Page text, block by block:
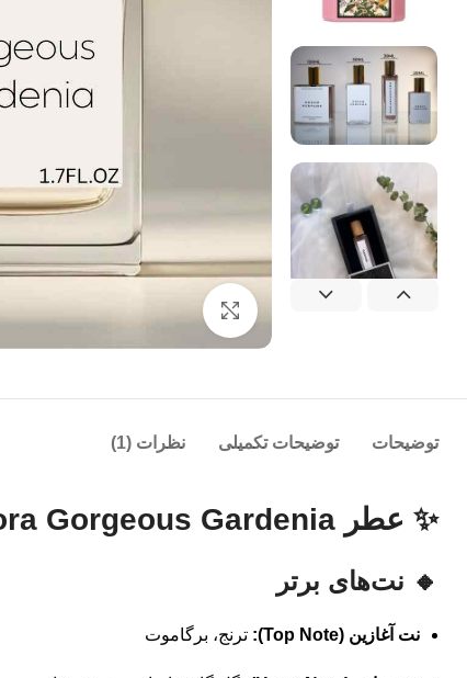
توضیحات توضیحات تکمیلی نظرات (1)
✨ عطر Gucci Flora Gorgeous Gardenia – گوچی فلورا گرجس گاردنیا
🔸 نت‌های برتر
نت آغازین (Top Note): ترنج، برگاموت